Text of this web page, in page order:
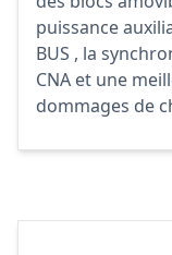
puissance
BUS , la
CNA et une
dommages de